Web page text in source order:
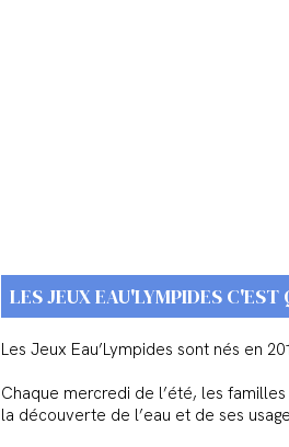
LES JEUX EAU'LYMPIDES C'EST
Les Jeux Eau’Lympides sont nés en
Chaque mercredi de l’été, les
la découverte de l’eau et de ses